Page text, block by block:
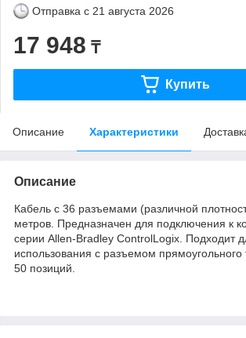
Отправка с 21 августа 2026
17 948 ₸
Купить
Описание Характеристики
Описание
Кабель с 36 разъемами (различной
метров. Предназначен для подключения к
серии Allen-Bradley ControlLogix. Подходит
использования с разъемом
50 позиций.